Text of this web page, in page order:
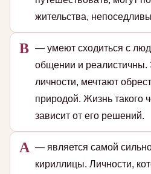
жительства,
В — умеют сходиться с
общении и реалистичны.
личности, мечтают
природой. Жизнь такого
зависит от его решений.
А — является самой
кириллицы. Личности,